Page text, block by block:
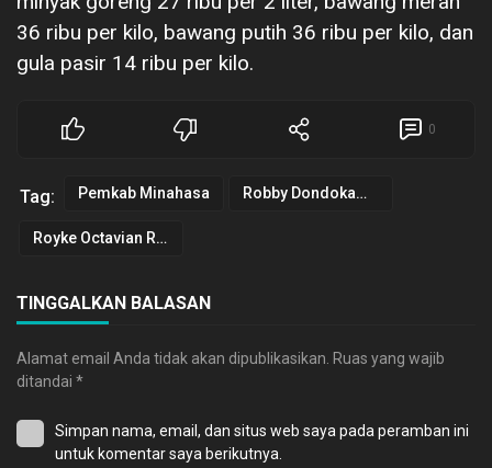
36 ribu per kilo, bawang putih 36 ribu per kilo, dan
gula pasir 14 ribu per kilo.
0
Tag: Pemkab Minahasa Robby Dondokambey
Royke Octavian Roring
TINGGALKAN BALASAN
Alamat email Anda tidak akan dipublikasikan. Ruas yang wajib
ditandai *
Simpan nama, email, dan situs web saya pada peramban ini
untuk komentar saya berikutnya.